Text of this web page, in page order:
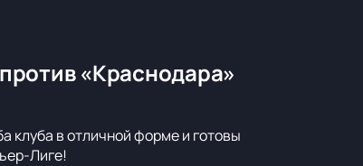
«Краснодара»
клуба в отличной форме и готовы
Лиге!